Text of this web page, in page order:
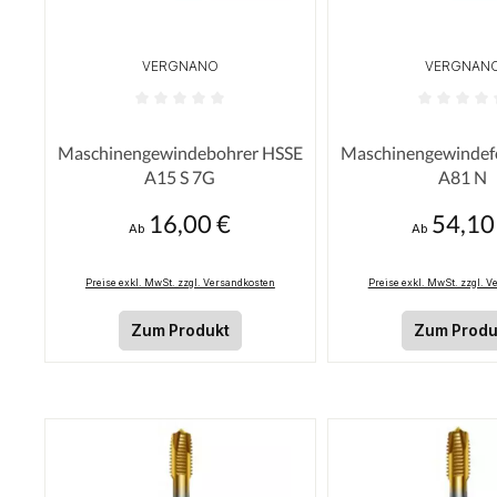
VERGNANO
Maschinengewindebohrer HSSE
A15 S 7G
Regulärer Preis:
Ab 16,00 €
Preise exkl. MwSt. zzgl. Versandkosten
Zum Produkt
A81 N
Regulärer
Ab
Preise exkl. MwSt. zzgl.
Zum